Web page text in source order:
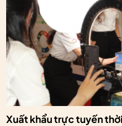
Xuất khẩu trực tuyến